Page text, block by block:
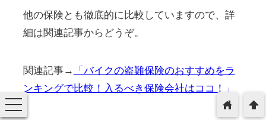
他の保険とも徹底的に比較していますので、詳
細は関連記事からどうぞ。
関連記事→
「バイクの盗難保険のおすすめをラ
ンキングで比較！入るべき保険会社はココ！」
toggle
navigation
arrowup
home